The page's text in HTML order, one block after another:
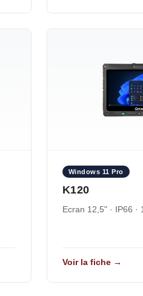
Windows 11 Pro
K120
Ecran 12,5" · IP66 ·
Voir la fiche →